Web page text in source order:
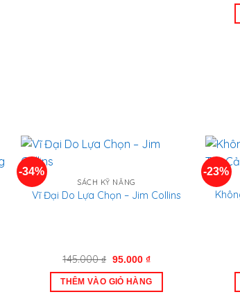
-34%
SÁCH KỸ NĂNG
Vĩ Đại Do Lựa Chọn – Jim Collins
145.000₫ Giá
là:
145.000 ₫.
95.000 ₫Giá
tại
là:
THÊM VÀO GIỎ HÀNG
-23%